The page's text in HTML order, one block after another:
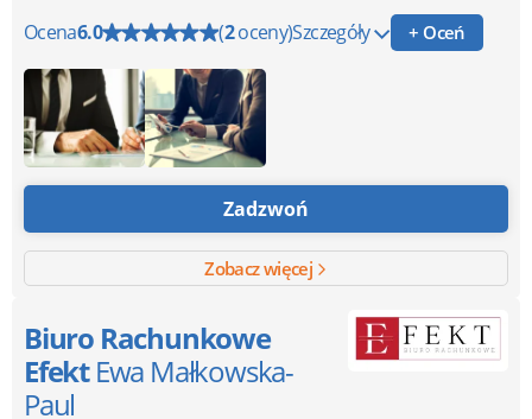
Ocena6.0 (2oceny)Szczegóły + Oceń
Zadzwoń
Zobacz więcej
Biuro Rachunkowe
Efekt Ewa Małkowska-
Paul